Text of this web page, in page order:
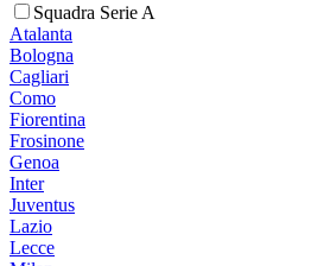
Squadra Serie A
Atalanta
Bologna
Cagliari
Como
Fiorentina
Frosinone
Genoa
Inter
Juventus
Lazio
Lecce